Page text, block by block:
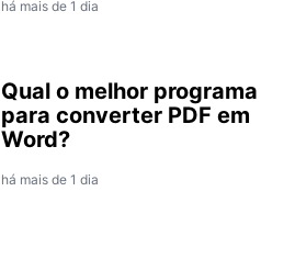
há mais de 1 dia
Qual o melhor programa
para converter PDF em
Word?
há mais de 1 dia